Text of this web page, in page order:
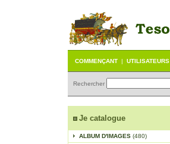
COMMENÇANT | UTILISATEURS
Rechercher
Je catalogue
ALBUM D'IMAGES (480)